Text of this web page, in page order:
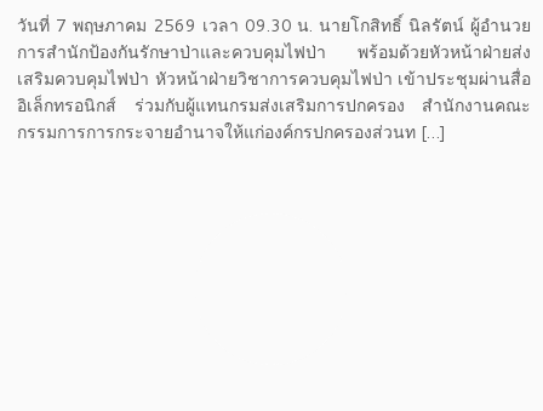
วันที่ 7 พฤษภาคม 2569 เวลา 09.30 น. นายโกสิทธิ์ นิลรัตน์ ผู้อำนวย
การสำนักป้องกันรักษาป่าและควบคุมไฟป่า พร้อมด้วยหัวหน้าฝ่ายส่ง
เสริมควบคุมไฟป่า หัวหน้าฝ่ายวิชาการควบคุมไฟป่า เข้าประชุมผ่านสื่อ
อิเล็กทรอนิกส์ ร่วมกับผู้แทนกรมส่งเสริมการปกครอง สำนักงานคณะ
กรรมการการกระจายอำนาจให้แก่องค์กรปกครองส่วนท […]